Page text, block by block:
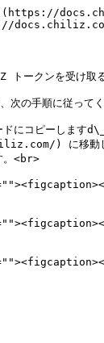
クンを受け取る
の手順に従ってく
ードにコピー
) に移動し
。<br>